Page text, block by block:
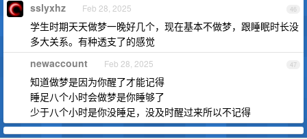
46
sslyxhz Feb 28, 2025
学生时期天天做梦一晚好几个，现在基本不做梦，跟睡眠时长没
多大关系。有种透支了的感觉
47
newaccount Feb 28, 2025
知道做梦是因为你醒了才能记得
睡足八个小时会做梦是你睡够了
少于八个小时是你没睡足，没及时醒过来所以不记得